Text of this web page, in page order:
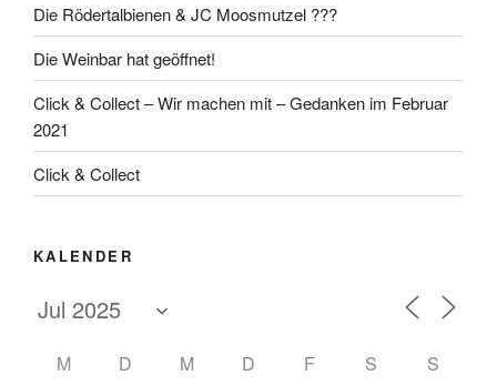
Die Rödertalbienen & JC Moosmutzel ???
Die Weinbar hat geöffnet!
Click & Collect – Wir machen mit – Gedanken im Februar
2021
Click & Collect
KALENDER
M D M D F S
S